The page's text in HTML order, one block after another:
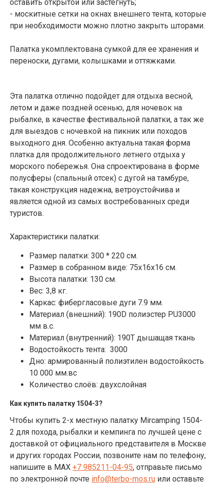
оставить открытой или застегнуть;
- москитные сетки на окнах внешнего тента, которые
при необходимости можно плотно закрыть шторами.
Палатка укомплектована сумкой для ее хранения и
переноски, дугами, колышками и оттяжками.
Эта палатка отлично подойдет для отдыха весной,
летом и даже поздней осенью, для ночевок на
рыбалке, в качестве фестивальной палатки, а так же
для выездов с ночевкой на пикник или походов
выходного дня. Особенно актуальна такая форма
платка для продолжительного летнего отдыха у
морского побережья. Она спроектирована в форме
полусферы (спальный отсек) с дугой на тамбуре,
такая конструкция надежна, ветроустойчива и
является одной из самых востребованных среди
туристов.
Характеристики палатки:
Размер палатки: 300 * 220 см.
Размер в собранном виде: 75х16х16 см.
Высота палатки: 130 см.
Вес: 3,8 кг.
Каркас: фибергласовые дуги 7.9 мм.
Материал (внешний): 190D полиэстер PU3000
мм в.с.
Материал (внутренний): 190Т дышащая ткань
Водостойкость тента: 3000
Дно: армированный полиэтилен водостойкость
10 000 мм.вс
Количество слоёв: двухслойная
Как купить палатку 1504-3?
Чтобы купить 2-х местную палатку Mircamping 1504-
2 для похода, рыбалки и кемпинга по лучшей цене с
доставкой от официального представителя в Москве
и других городах России, позвоните нам по телефону,
напишите в MAX +7 985211-04-95, отправьте письмо
по электронной почте info@terbo-mos.ru или оставьте